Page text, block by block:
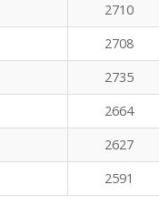
2710
2708
2735
2664
2627
2591